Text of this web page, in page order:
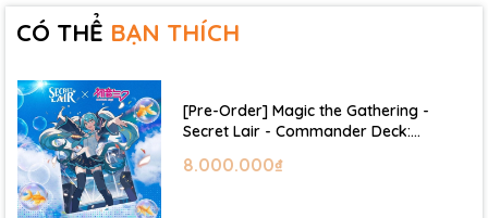
CÓ THỂ BẠN THÍCH
[Pre-Order] Magic the Gathering -
Secret Lair - Commander Deck:
8.000.000₫